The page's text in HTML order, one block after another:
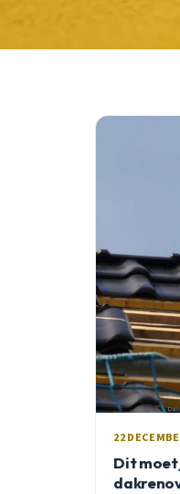
22
Dit moet